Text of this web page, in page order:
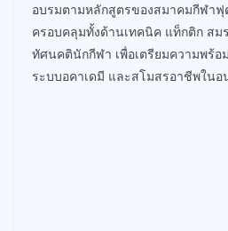
อบรมตามหลักสูตรของสมาคมกีฬาฟุ
ครอบคลุมทั้งด้านเทคนิค แท็กติก สม
ทัศนคตินักกีฬา เพื่อเตรียมความพร้
ระบบอคาเดมี และสโมสรอาชีพในอ